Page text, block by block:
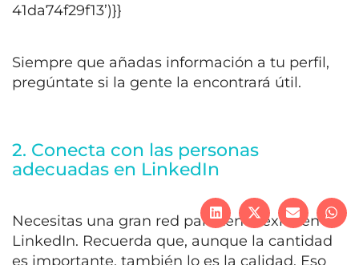
41da74f29f13’)}}
Siempre que añadas información a tu perfil,
pregúntate si la gente la encontrará útil.
2. Conecta con las personas
adecuadas en LinkedIn
Necesitas una gran red para tener éxito en
LinkedIn. Recuerda que, aunque la cantidad
es importante, también lo es la calidad. Eso